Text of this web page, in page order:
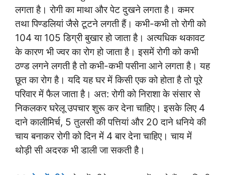
लगता है। रोगी का माथा और पेट दुखने लगता है। कमर
तथा पिण्डलियां जैसे टूटने लगती हैं। कभी-कभी तो रोगी को
104 या 105 डिग्री बुखार हो जाता है। अत्यधिक थकावट
के कारण भी ज्वर का रोग हो जाता है। इसमें रोगी को कभी
ठण्ड लगने लगती है तो कभी-कभी पसीना आने लगता है। यह
छूत का रोग है। यदि यह घर में किसी एक को होता है तो पूरे
परिवार में फैल जाता है। अत: रोगी को निराशा के संसार से
निकलकर घरेलू उपचार शुरू कर देना चाहिए। इसके लिए 4
दाने कालीमिर्च, 5 तुलसी की पत्तियां और 20 दाने धनिये की
चाय बनाकर रोगी को दिन में 4 बार देना चाहिए। चाय में
थोड़ी सी अदरक भी डाली जा सकती है।